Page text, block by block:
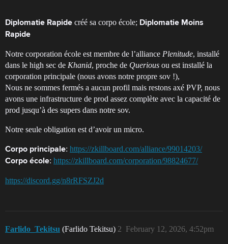
Diplomatie Rapide créé sa corpo école; Diplomatie Moins
Rapide
Notre corporation école est membre de l’alliance Plenitude, installé
dans le high sec de Khanid, proche de Querious ou est installé la
corporation principale (nous avons notre propre sov !),
Nous ne sommes fermés a aucun profil mais restons axé PVP, nous
avons une infrastructure de prod assez complète avec la capacité de
prod jusqu’à des supers dans notre sov.
Notre seule obligation est d’avoir un micro.
Corpo principale: https://zkillboard.com/alliance/99014203/
Corpo école: https://zkillboard.com/corporation/98824677/
https://discord.gg/n8rRFSZJ2d
Farlido_Tekitsu (Farlido Tekitsu) February 12, 2026, 4:52pm
2